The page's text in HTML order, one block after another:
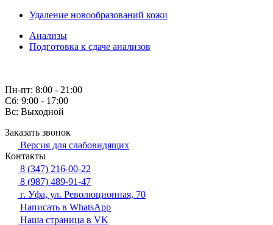
Удаление новообразований кожи
Анализы
Подготовка к сдаче анализов
Пн-пт: 8:00 - 21:00
Сб: 9:00 - 17:00
Вс: Выходной
Заказать звонок
Версия для слабовидящих
Контакты
8 (347) 216-00-22
8 (987) 489-91-47
г. Уфа, ул. Революционная, 70
Написать в WhatsApp
Наша страница в VK